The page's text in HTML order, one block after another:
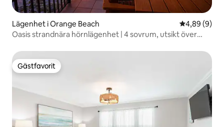
Lägenhet i Orange Beach 4,89 av 5 i
4,89 (9)
Oasis strandnära hörnlägenhet | 4 sovrum, utsikt över
Gästfavorit
Gästfavorit